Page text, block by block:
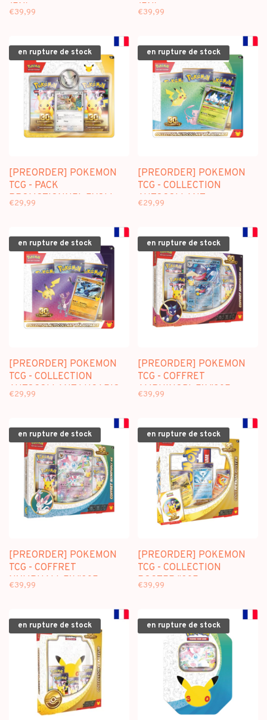
(EN)
€39,99
(EN)
€39,99
en rupture de stock
[PREORDER] POKEMON
TCG - PACK
PROMOTIONNEL EVOLI
€29,99
en rupture de stock
[PREORDER] POKEMON
TCG - COLLECTION
AUTOCOLLANT
€29,99
en rupture de stock
[PREORDER] POKEMON
TCG - COLLECTION
AUTOCOLLANT LUCARIO
€29,99
en rupture de stock
[PREORDER] POKEMON
TCG - COFFRET
AMPHINOBI-EX "30E
€39,99
en rupture de stock
[PREORDER] POKEMON
TCG - COFFRET
NYMPHALI-EX "30E
€39,99
en rupture de stock
[PREORDER] POKEMON
TCG - COLLECTION
POSTER "30E
€39,99
en rupture de stock en rupture de stock